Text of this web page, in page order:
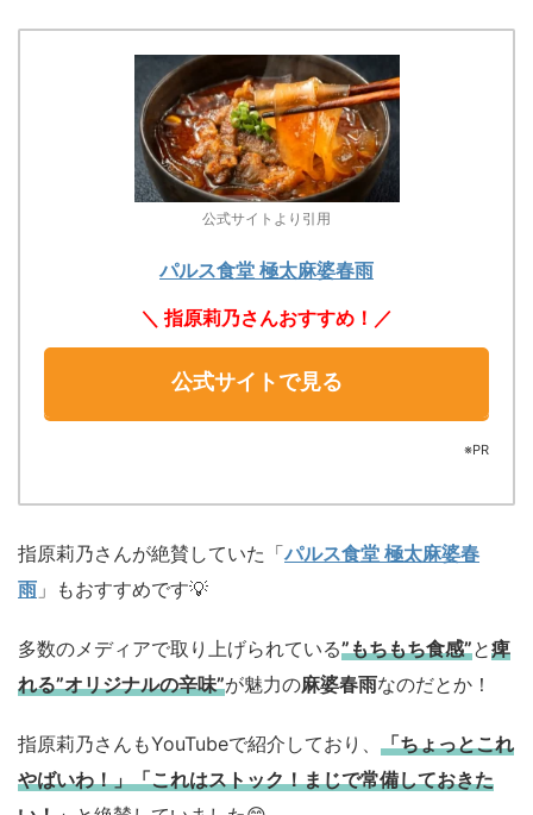
公式サイトより引用
パルス食堂 極太麻婆春雨
＼ 指原莉乃さんおすすめ ！／
公式サイトで見る
※PR
指原莉乃さんが絶賛していた「パルス食堂 極太麻婆春
雨 」もおすすめです💡
多数のメディアで取り上げられている”もちもち食感”と痺
れる”オリジナルの辛味”が魅力の麻婆春雨なのだとか！
指原莉乃さんもYouTubeで紹介しており、 「ちょっとこれ
やばいわ！」「これはストック！まじで常備しておきた